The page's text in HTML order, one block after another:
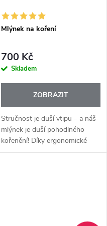
Mlýnek na koření
700 Kč
Skladem
ZOBRAZIT
Stručnost je duší vtipu – a náš
mlýnek je duší pohodlného
kořenění! Díky ergonomické
pákové rukojeti už žádné